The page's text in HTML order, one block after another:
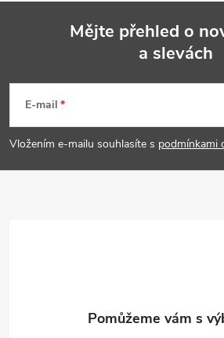
p
a
Mějte přehled o
a slevách
E-mail
Vložením e-mailu souhlasíte s podmínkami